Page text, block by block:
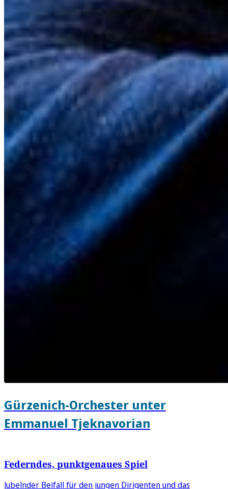
Gürzenich-Orchester unter
Emmanuel Tjeknavorian
Federndes, punktgenaues Spiel
Jubelnder Beifall für den jungen Dirigenten und das